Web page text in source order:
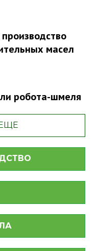
масел
робота-шмеля